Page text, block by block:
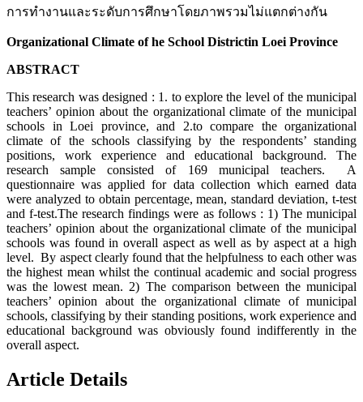
การทำงานและระดับการศึกษาโดยภาพรวมไม่แตกต่างกัน
Organizational Climate of he School Districtin Loei Province
ABSTRACT
This research was designed : 1. to explore the level of the municipal
teachers’ opinion about the organizational climate of the municipal
schools in Loei province, and 2.to compare the organizational
climate of the schools classifying by the respondents’ standing
positions, work experience and educational background. The
research sample consisted of 169 municipal teachers. A
questionnaire was applied for data collection which earned data
were analyzed to obtain percentage, mean, standard deviation, t-test
and f-test.The research findings were as follows : 1) The municipal
teachers’ opinion about the organizational climate of the municipal
schools was found in overall aspect as well as by aspect at a high
level. By aspect clearly found that the helpfulness to each other was
the highest mean whilst the continual academic and social progress
was the lowest mean. 2) The comparison between the municipal
teachers’ opinion about the organizational climate of municipal
schools, classifying by their standing positions, work experience and
educational background was obviously found indifferently in the
overall aspect.
Article Details